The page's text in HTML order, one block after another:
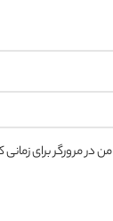
در مرورگر برای